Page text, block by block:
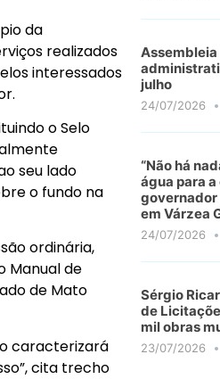
da
realizados
interessados
o Selo
seu lado
o fundo na
ordinária,
Manual de
de Mato
caracterizará
cita trecho
julho
24/07/2026
“Não há
água para a
governador
em Várzea
24/07/2026
Sérgio
de
mil obras
23/07/2026